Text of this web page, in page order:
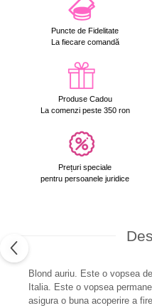
Puncte de Fidelitate
La fiecare comandă
Produse Cadou
La comenzi peste 350 ron
Prețuri speciale
pentru persoanele juridice
Blond auriu. Este o vopsea
Italia. Este o vopsea
asigura o buna acoperire a